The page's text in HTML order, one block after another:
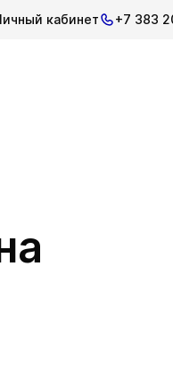
кабинет +7 383